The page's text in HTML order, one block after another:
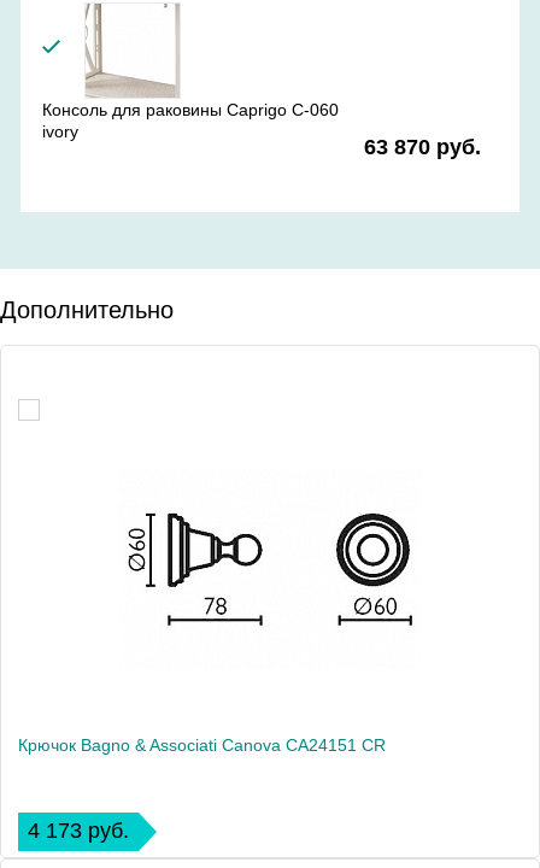
Консоль для раковины Caprigo C-060
ivory
63 870 руб.
Дополнительно
Крючок Bagno & Associati Canova CA24151 CR
4 173 руб.